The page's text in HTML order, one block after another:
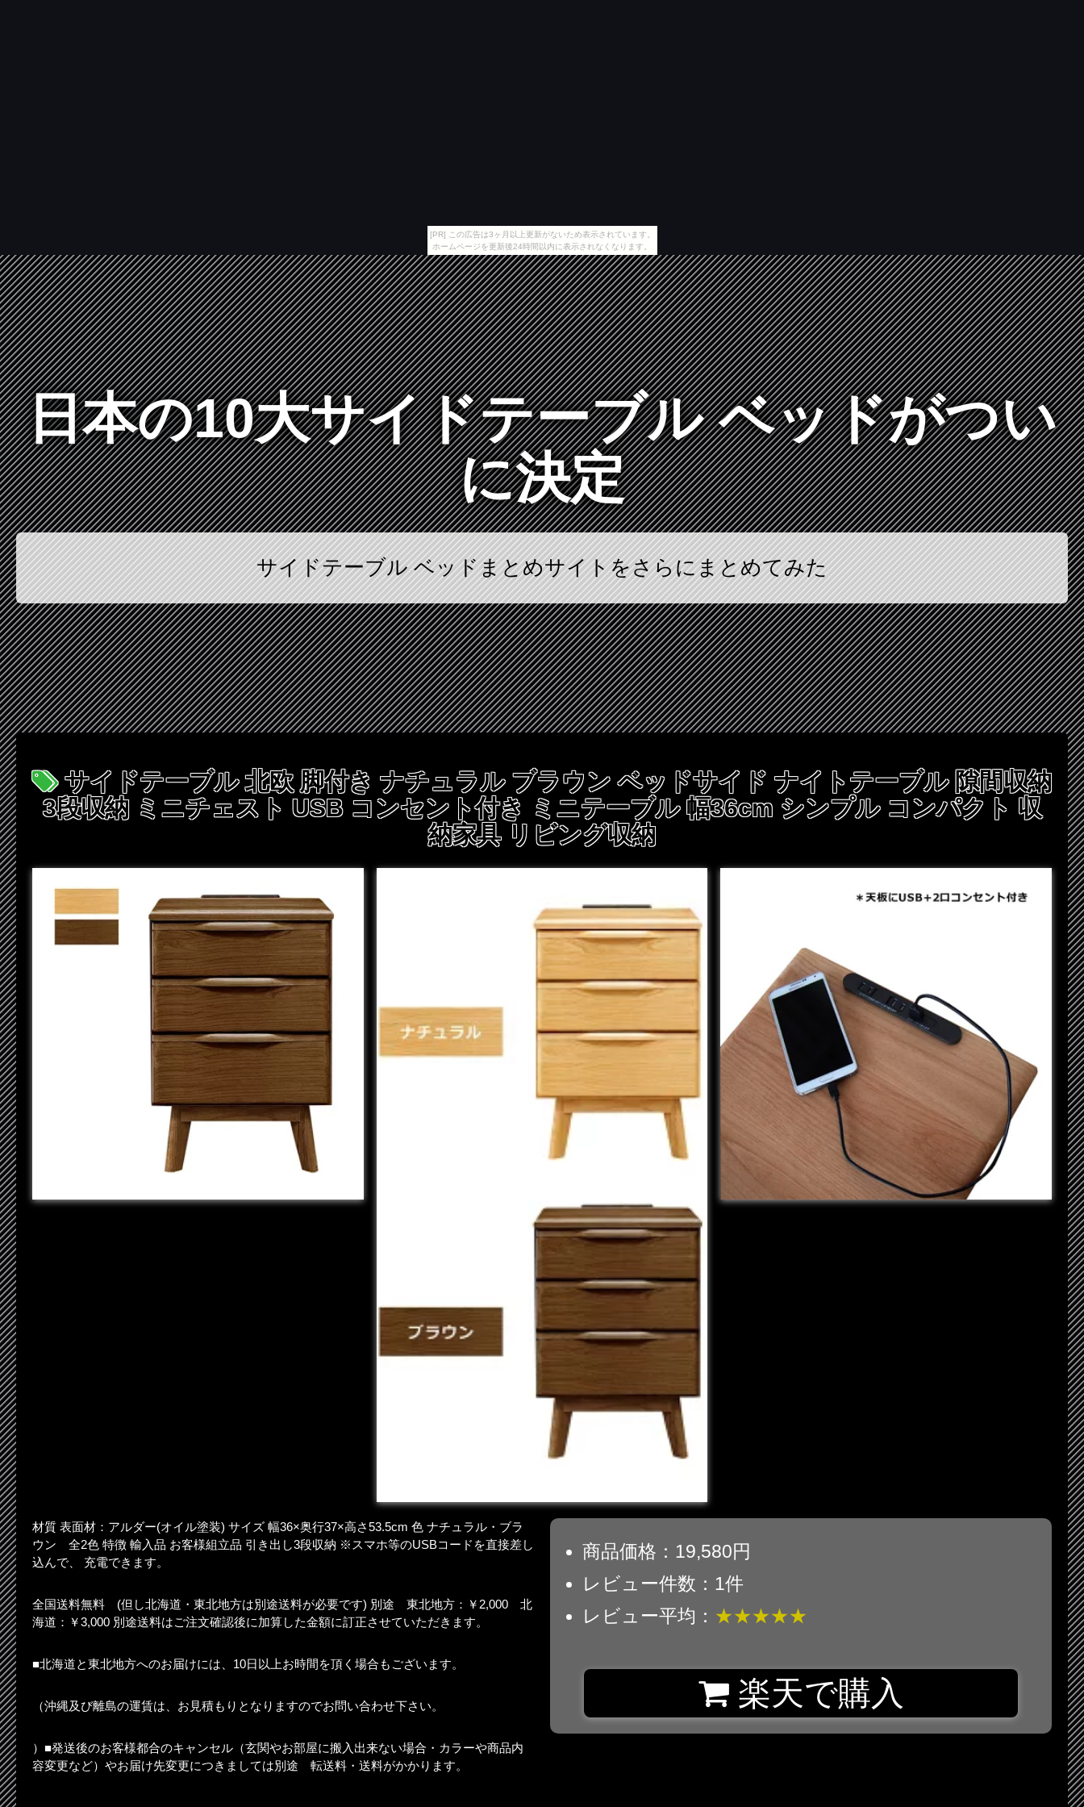
[PR] この広告は3ヶ月以上更新がないため表示されています。
ホームページを更新後24時間以内に表示されなくなります。
日本の10大サイドテーブル ベッドがつい
に決定
サイドテーブル ベッドまとめサイトをさらにまとめてみた
サイドテーブル 北欧 脚付き ナチュラル ブラウン ベッドサイド ナイトテーブル 隙間収納
3段収納 ミニチェスト USB コンセント付き ミニテーブル 幅36cm シンプル コンパクト 収
納家具 リビング収納
材質 表面材：アルダー(オイル塗装) サイズ 幅36×奥行37×高さ53.5cm 色 ナチュラル・ブラ
ウン 全2色 特徴 輸入品 お客様組立品 引き出し3段収納 ※スマホ等のUSBコードを直接差し
込んで、 充電できます。
全国送料無料 (但し北海道・東北地方は別途送料が必要です) 別途 東北地方：￥2,000 北
海道：￥3,000 別途送料はご注文確認後に加算した金額に訂正させていただきます。
■北海道と東北地方へのお届けには、10日以上お時間を頂く場合もございます。
（沖縄及び離島の運賃は、お見積もりとなりますのでお問い合わせ下さい。
）■発送後のお客様都合のキャンセル（玄関やお部屋に搬入出来ない場合・カラーや商品内
容変更など）やお届け先変更につきましては別途 転送料・送料がかかります。
商品価格：19,580円
レビュー件数：1件
レビュー平均： ★★★★★
楽天で購入